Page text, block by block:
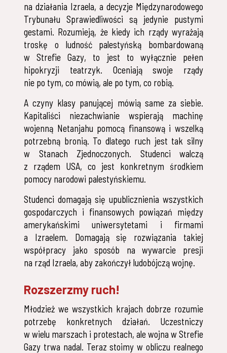
na działania Izraela, a decyzje Międzynarodowego
Trybunału Sprawiedliwości są jedynie pustymi
gestami. Rozumieją, że kiedy ich rządy wyrażają
troskę o ludność palestyńską bombardowaną
w Strefie Gazy, to jest to wyłącznie pełen
hipokryzji teatrzyk. Oceniają swoje rządy
nie po tym, co mówią, ale po tym, co robią.
A czyny klasy panującej mówią same za siebie.
Kapitaliści niezachwianie wspierają machinę
wojenną Netanjahu pomocą finansową i wszelką
potrzebną bronią. To dlatego ruch jest tak silny
w Stanach Zjednoczonych. Studenci walczą
z rządem USA, co jest konkretnym środkiem
pomocy narodowi palestyńskiemu.
Studenci domagają się upublicznienia wszystkich
gospodarczych i finansowych powiązań między
amerykańskimi uniwersytetami i firmami
a Izraelem. Domagają się rozwiązania takiej
współpracy jako sposób na wywarcie presji
na rząd Izraela, aby zakończył ludobójczą wojnę.
Rozszerzmy ruch!
Młodzież we wszystkich krajach dobrze rozumie
potrzebę konkretnych działań. Uczestniczy
w wielu marszach i protestach, ale wojna w Strefie
Gazy trwa nadal. Teraz stoimy w obliczu realnego